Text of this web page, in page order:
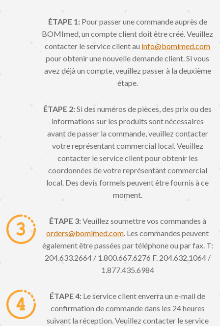
ÉTAPE 1: Pour passer une commande auprès de
BOMImed, un compte client doit être créé. Veuillez
contacter le service client au info@bomimed.com
pour obtenir une nouvelle demande client. Si vous
avez déjà un compte, veuillez passer à la deuxième
étape.
ÉTAPE 2:Si des numéros de pièces, des prix ou des
informations sur les produits sont nécessaires
avant de passer la commande, veuillez contacter
votre représentant commercial local. Veuillez
contacter le service client pour obtenir les
coordonnées de votre représentant commercial
local. Des devis formels peuvent être fournis à ce
moment.
ÉTAPE 3:Veuillez soumettre vos commandes à
orders@bomimed.com. Les commandes peuvent
également être passées par téléphone ou par fax. T:
204.633.2664 / 1.800.667.6276 F. 204.632.1064 /
1.877.435.6984
ÉTAPE 4: Le service client enverra un e-mail de
confirmation de commande dans les 24 heures
suivant la réception. Veuillez contacter le service